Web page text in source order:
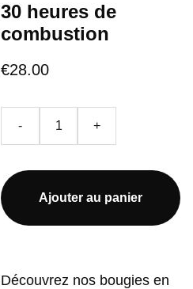
30 heures de
combustion
€28.00
- +
Ajouter au panier
Découvrez nos bougies en